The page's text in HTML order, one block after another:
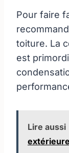
Pour faire
toiture. La
est
Lire aussi